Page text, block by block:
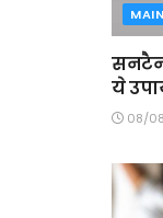
ये
08/